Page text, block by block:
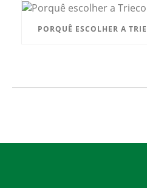
PORQUÊ ESCOLHER A